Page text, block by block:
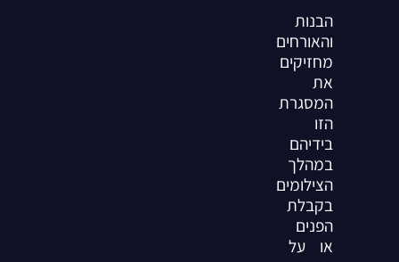
הבנות
והאורחים
מחזיקים
את
המסגרת
הזו
בידיהם
במהלך
הצילומים
בקבלת
הפנים
או על